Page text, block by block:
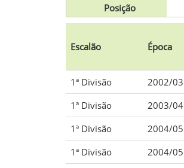
Posição
Escalão Época
1ª Divisão
2002/03
1ª Divisão
2003/04
1ª Divisão
2004/05
1ª Divisão
2004/05